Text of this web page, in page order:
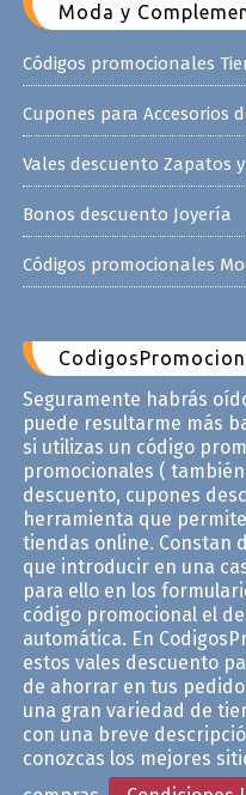
Moda y
Códigos promocionales
Cupones para Accesorios
Vales descuento Zapatos
Bonos descuento Joyería
Códigos promocionales
Seguramente habrás
puede resultarme más
si utilizas un código
promocionales (
descuento, cupones
herramienta que
tiendas online. Constan
que introducir en una
para ello en los
código promocional el
automática. En
estos vales descuento
de ahorrar en tus
una gran variedad de
con una breve
conozcas los mejores